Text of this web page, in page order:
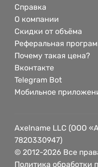
Справка
О компании
Скидки от объёма
Реферальная
Почему такая цена?
Вконтакте
Telegram Bot
Мобильное
Axelname LLC (ООО
7820330947)
© 2012-2026 Все
Политика обработки